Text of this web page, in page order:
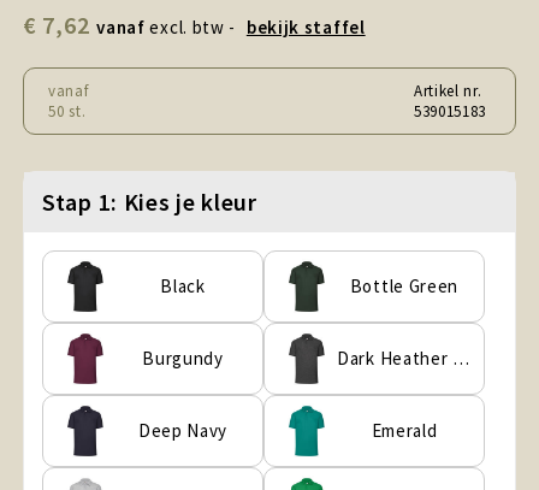
Snoepgoed en Koek
Sport, Spel en Speelgoed
Strand en Zomer
Technologie
Tassen
Textiel, Kleding en Caps
Wijngeschenken
€ 7,62 vanaf excl. btw - bekijk staffel
vanaf
50 st.
Artikel nr.
539015183
Stap 1: Kies je kleur
Black Bottle Green
Burgundy Dark Heather Grey
Deep Navy Emerald